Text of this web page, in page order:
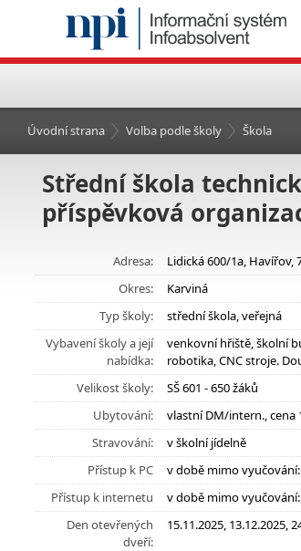
Úvodní strana Volba podle školy Škola
Střední škola
příspěvková
Adresa:
Lidická 600/1a, Havířov,
Okres:
Karviná
Typ školy:
střední škola, veřejná
Vybavení školy a její
nabídka:
venkovní hřiště, školní
robotika, CNC stroje.
Velikost školy:
SŠ 601 - 650 žáků
Ubytování:
vlastní DM/intern., cena
Stravování:
v školní jídelně
Přístup k PC
v době mimo
Přístup k internetu
v době mimo
Den otevřených
dveří:
15.11.2025, 13.12.2025,